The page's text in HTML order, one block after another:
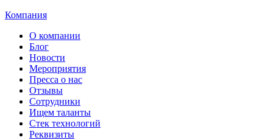
Компания
О компании
Блог
Новости
Мероприятия
Пресса о нас
Отзывы
Сотрудники
Ищем таланты
Стек технологий
Реквизиты